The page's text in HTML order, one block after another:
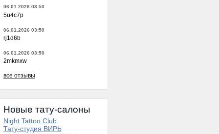
06.01.2026 03:50
5u4c7p
06.01.2026 03:50
rj1d6b
06.01.2026 03:50
2mkmxw
все отзывы
Новые тату-салоны
Night Tattoo Club
Тату-студия ВИРЬ